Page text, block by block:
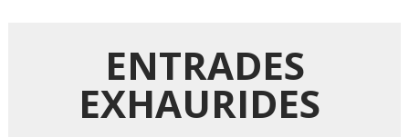
ENTRADES
EXHAURIDES